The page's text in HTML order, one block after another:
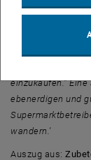
klimaschonende
Mischnutzungen
einzukaufen."
ebenerdigen und
wandern.'
Auszug aus: